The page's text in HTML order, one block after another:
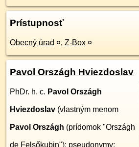
Prístupnosť
Obecný úrad ¤, Z-Box ¤
Pavol Országh Hviezdoslav
PhDr. h. c. Pavol Országh
Hviezdoslav (vlastným menom
Pavol Országh (prídomok "Országh
de Felsőkubin"); pseudonymy: